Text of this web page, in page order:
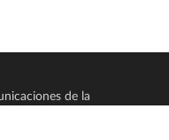
de la